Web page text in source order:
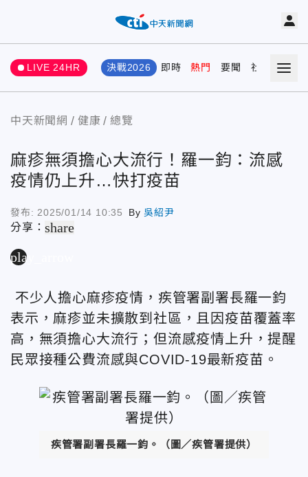
LIVE 24HR 決戰2026 即時 熱門 要聞 社會 娛樂
中天新聞網 健康 總覽
麻疹無須擔心大流行！羅一鈞：流感
疫情仍上升…快打疫苗
發布: 2025/01/14 10:35 By吳紹尹
分享：share
play_arrow
不少人擔心麻疹疫情，疾管署副署長羅一鈞
表示，麻疹並未擴散到社區，且因疫苗覆蓋率
高，無須擔心大流行；但流感疫情上升，提醒
民眾接種公費流感與COVID-19最新疫苗。
疾管署副署長羅一鈞。（圖／疾管署提供）